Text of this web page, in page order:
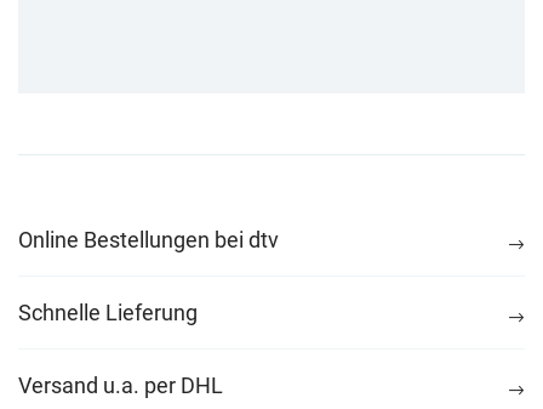
Online Bestellungen bei dtv
Schnelle Lieferung
Versand u.a. per DHL